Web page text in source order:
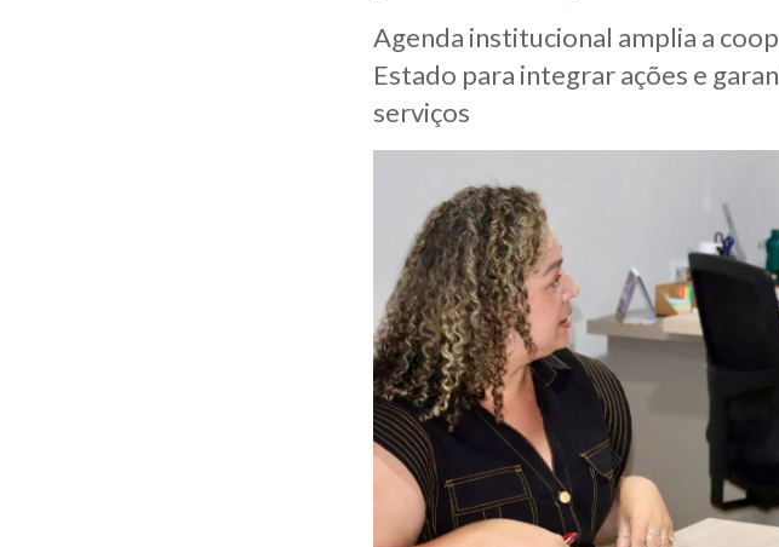
Agenda institucional amplia a
Estado para integrar ações e
serviços